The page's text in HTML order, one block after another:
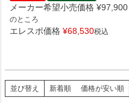
メーカー希望小売価格 ¥97,900
のところ
エレスポ価格 ¥68,530税込
並び替え 新着順 価格が安い順